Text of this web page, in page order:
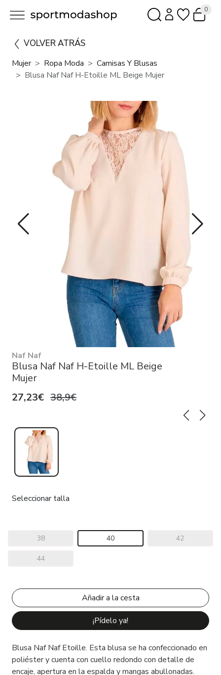
0
VOLVER ATRÁS
Mujer Ropa Moda
Camisas Y Blusas
Blusa Naf Naf H-Etoille ML Beige Mujer
Naf Naf
Blusa Naf Naf H-Etoille ML Beige
Mujer
27,23€ 38,9€
Seleccionar talla
38 40 42
44
¡Pídelo ya!
Blusa Naf Naf Etoille. Esta blusa se ha confeccionado en
poliéster y cuenta con cuello redondo con detalle de
encaje, apertura en la espalda y mangas abullonadas.